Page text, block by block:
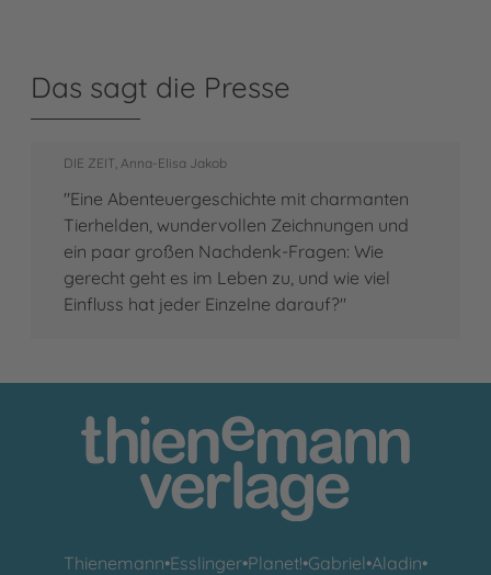
Das sagt die Presse
DIE ZEIT, Anna-Elisa Jakob
"Eine Abenteuergeschichte mit charmanten
Tierhelden, wundervollen Zeichnungen und
ein paar großen Nachdenk-Fragen: Wie
gerecht geht es im Leben zu, und wie viel
Einfluss hat jeder Einzelne darauf?"
Thienemann•Esslinger•Planet!•Gabriel•Aladin•